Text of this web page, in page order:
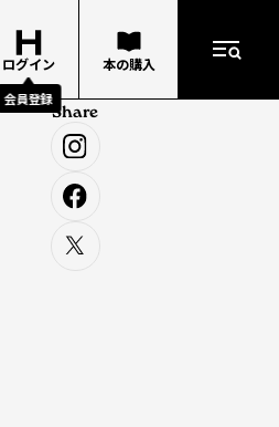
ログイン
会員登録
本の購入
Share